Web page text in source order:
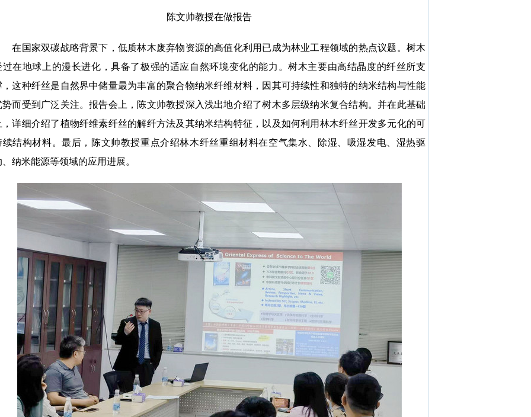
陈文帅教授在做报告
国家双碳战略背景下，低质林木废弃物资源的高值化利用已成为林业工程领域的热点议题。树木
过在地球上的漫长进化，具备了极强的适应自然环境变化的能力。树木主要由高结晶度的纤丝所支
，这种纤丝是自然界中储量最为丰富的聚合物纳米纤维材料，因其可持续性和独特的纳米结构与性能
势而受到广泛关注。报告会上，陈文帅教授深入浅出地介绍了树木多层级纳米复合结构。并在此基础
，详细介绍了植物纤维素纤丝的解纤方法及其纳米结构特征，以及如何利用林木纤丝开发多元化的可
续结构材料。最后，陈文帅教授重点介绍林木纤丝重组材料在空气集水、除湿、吸湿发电、湿热驱
、纳米能源等领域的应用进展。